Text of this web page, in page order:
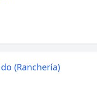
(Ranchería)